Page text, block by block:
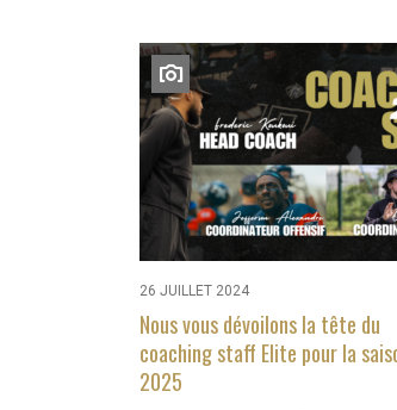
26 JUILLET 2024
Nous vous dévoilons la tête du
coaching staff Elite pour la
2025